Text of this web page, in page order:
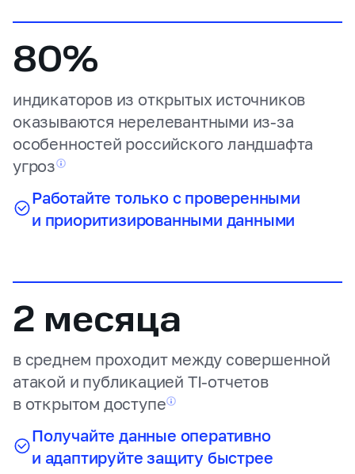
80%
индикаторов из открытых источников
оказываются нерелевантными из‑за
особенностей российского ландшафта
угроз
Работайте только с проверенными
и приоритизированными данными
2 месяца
в среднем проходит между совершенной
атакой и публикацией TI‑отчетов
в открытом доступе
Получайте данные оперативно
и адаптируйте защиту быстрее